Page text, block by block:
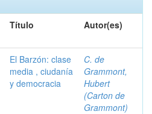
Título Autor(es)
El Barzón: clase
media , ciudanía
y democracia
C. de
Grammont,
Hubert
(Carton de
Grammont)